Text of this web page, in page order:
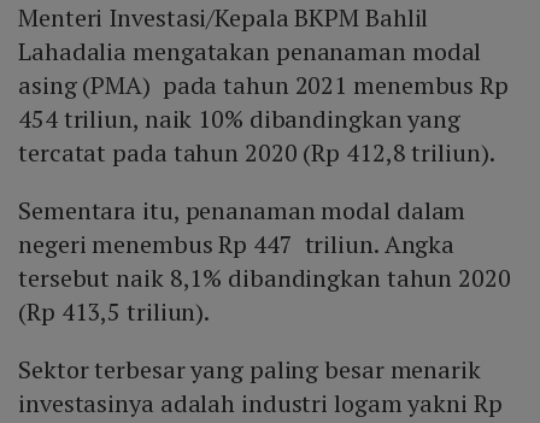
Menteri Investasi/Kepala BKPM Bahlil
Lahadalia mengatakan penanaman modal
asing (PMA) pada tahun 2021 menembus Rp
454 triliun, naik 10% dibandingkan yang
tercatat pada tahun 2020 (Rp 412,8 triliun).
Sementara itu, penanaman modal dalam
negeri menembus Rp 447 triliun. Angka
tersebut naik 8,1% dibandingkan tahun 2020
(Rp 413,5 triliun).
Sektor terbesar yang paling besar menarik
investasinya adalah industri logam yakni Rp